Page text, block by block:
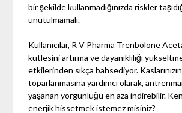
bir şekilde kullanmadığınızda riskler
unutulmamalı.
Kullanıcılar, R V Pharma Trenbolone
kütlesini artırma ve dayanıklılığı
etkilerinden sıkça bahsediyor. Kaslarınızın
toparlanmasına yardımcı olarak,
yaşanan yorgunluğu en aza indirebilir.
enerjik hissetmek istemez misiniz?